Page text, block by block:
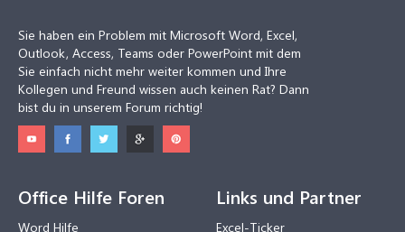
Sie haben ein Problem mit Microsoft Word, Excel,
Outlook, Access, Teams oder PowerPoint mit dem
Sie einfach nicht mehr weiter kommen und Ihre
Kollegen und Freund wissen auch keinen Rat? Dann
bist du in unserem Forum richtig!
Office Hilfe Foren
Word Hilfe
Links und Partner
Excel-Ticker